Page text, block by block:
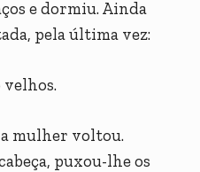
e dormiu. Ainda
pela última vez:
mulher voltou.
puxou-lhe os